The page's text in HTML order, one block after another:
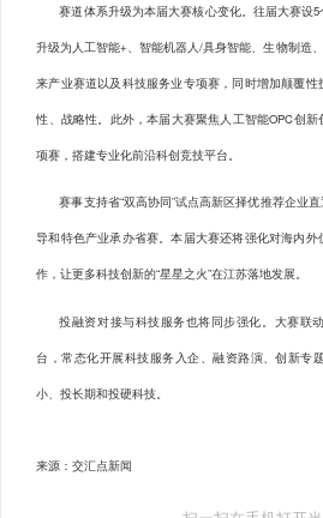
赛道体系升级为本届大赛核心变化。往届大赛设
升级为人工智能+、智能机器人/具身智能、生物制造
来产业赛道以及科技服务业专项赛，同时增加颠覆
性、战略性。此外，本届大赛聚焦人工智能OPC创
项赛，搭建专业化前沿科创竞技平台。
赛事支持省“双高协同”试点高新区择优推荐企业
导和特色产业承办省赛。本届大赛还将强化对海内
作，让更多科技创新的“星星之火”在江苏落地发展。
投融资对接与科技服务也将同步强化。大赛联
台，常态化开展科技服务入企、融资路演、创新专
小、投长期和投硬科技。
来源：交汇点新闻